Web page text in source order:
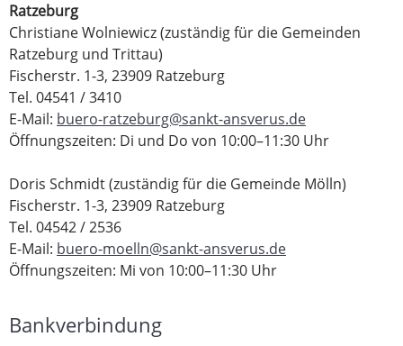
Ratzeburg
Christiane Wolniewicz (zuständig für die Gemeinden
Ratzeburg und Trittau)
Fischerstr. 1-3, 23909 Ratzeburg
Tel. 04541 / 3410
E-Mail: buero-ratzeburg@sankt-ansverus.de
Öffnungszeiten: Di und Do von 10:00–11:30 Uhr
Doris Schmidt (zuständig für die Gemeinde Mölln)
Fischerstr. 1-3, 23909 Ratzeburg
Tel. 04542 / 2536
E-Mail: buero-moelln@sankt-ansverus.de
Öffnungszeiten: Mi von 10:00–11:30 Uhr
Bankverbindung